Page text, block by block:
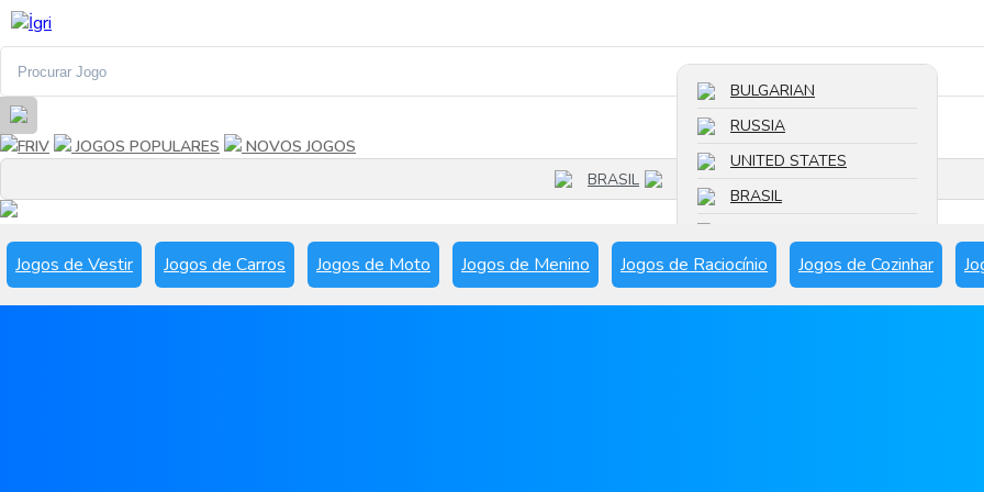
FRIV JOGOS POPULARES
NOVOS JOGOS
BRASIL
BULGARIAN
RUSSIA
UNITED STATES
BRASIL
SPAIN
Jogos de Vestir Jogos de Carros Jogos de Moto Jogos de Menino Jogos de Raciocínio Jogos de Cozinhar
Pesquisar um jogo